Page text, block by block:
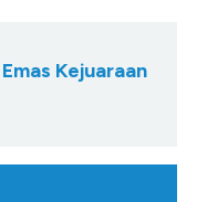
Kejuaraan